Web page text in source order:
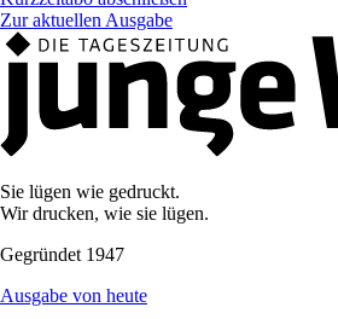
Zur aktuellen Ausgabe
Sie lügen wie gedruckt.
Wir drucken, wie sie lügen.
Gegründet 1947
Ausgabe von heute